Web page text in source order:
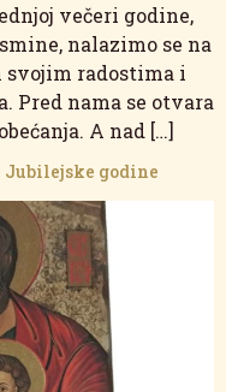
večeri godine,
nalazimo se na
svojim radostima i
Pred nama se otvara
A nad […]
godine